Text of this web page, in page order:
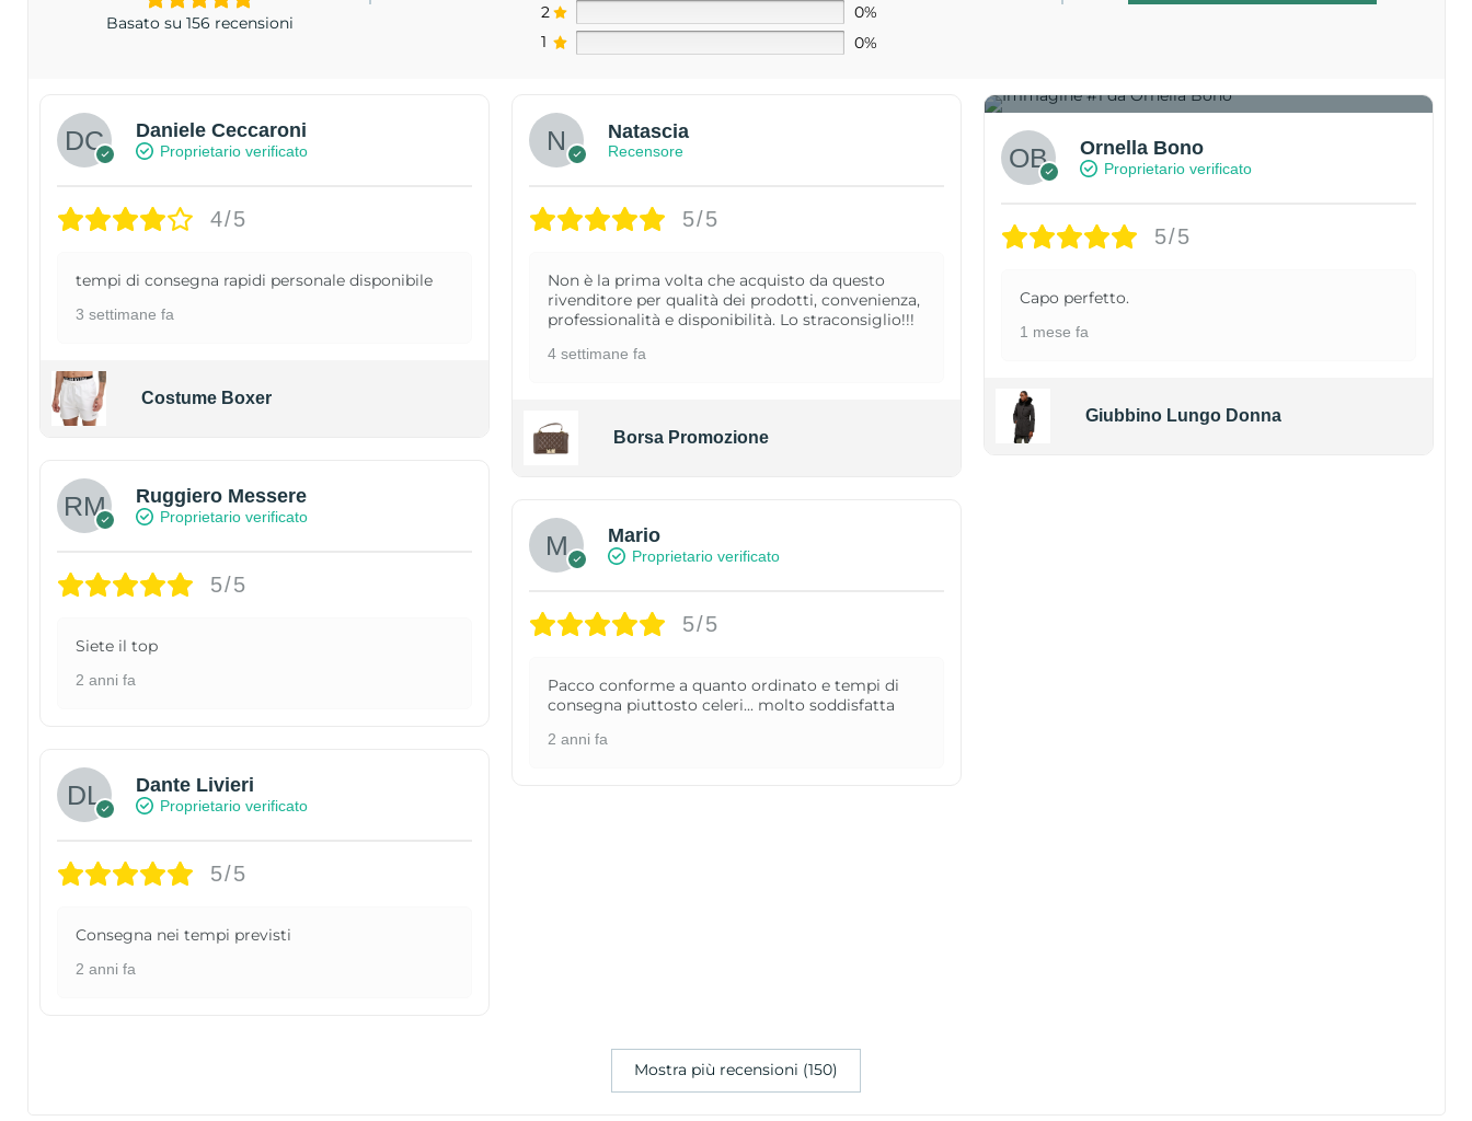
Basato su 156 recensioni
2
0%
1
0%
Daniele Ceccaroni
Proprietario verificato
4/5
tempi di consegna rapidi personale disponibile
3 settimane fa
Costume Boxer
Ruggiero Messere
Proprietario verificato
5/5
Siete il top
2 anni fa
Dante Livieri
Proprietario verificato
5/5
Consegna nei tempi previsti
2 anni fa
Natascia
Recensore
5/5
Non è la prima volta che acquisto da questo
rivenditore per qualità dei prodotti, convenienza,
professionalità e disponibilità. Lo straconsiglio!!!
4 settimane fa
Borsa Promozione
Mario
Proprietario verificato
5/5
Pacco conforme a quanto ordinato e tempi di
consegna piuttosto celeri... molto soddisfatta
2 anni fa
Ornella Bono
Proprietario verificato
5/5
Capo perfetto.
1 mese fa
Giubbino Lungo Donna
Mostra più recensioni (150)